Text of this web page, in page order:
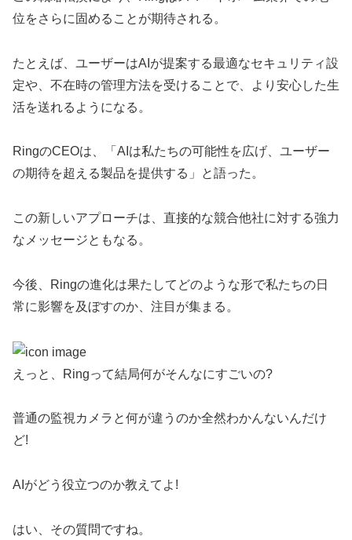
位をさらに固めることが期待される。
たとえば、ユーザーはAIが提案する最適なセキュリティ設
定や、不在時の管理方法を受けることで、より安心した生
活を送れるようになる。
RingのCEOは、「AIは私たちの可能性を広げ、ユーザー
の期待を超える製品を提供する」と語った。
この新しいアプローチは、直接的な競合他社に対する強力
なメッセージともなる。
今後、Ringの進化は果たしてどのような形で私たちの日
常に影響を及ぼすのか、注目が集まる。
えっと、Ringって結局何がそんなにすごいの?
普通の監視カメラと何が違うのか全然わかんないんだけ
ど!
AIがどう役立つのか教えてよ!
はい、その質問ですね。